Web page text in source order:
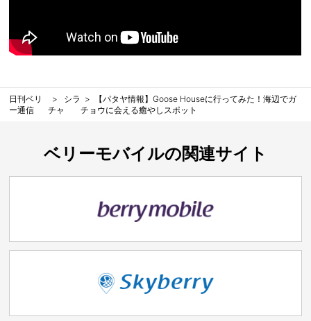
日刊ベリ
ー通信
シラ
チャ
【パタヤ情報】Goose Houseに行ってみた！海辺でガ
チョウに会える癒やしスポット
ベリーモバイルの関連サイト